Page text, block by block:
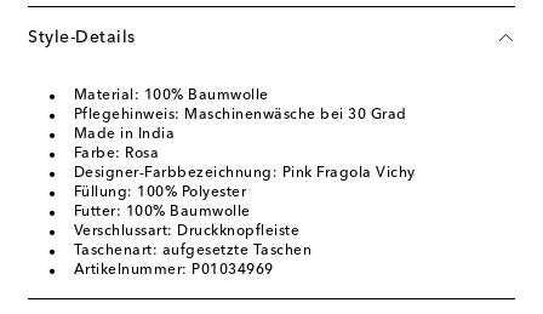
Style-Details
Material: 100% Baumwolle
Pflegehinweis: Maschinenwäsche bei 30 Grad
Made in India
Farbe: Rosa
Designer-Farbbezeichnung: Pink Fragola Vichy
Füllung: 100% Polyester
Futter: 100% Baumwolle
Verschlussart: Druckknopfleiste
Taschenart: aufgesetzte Taschen
Artikelnummer: P01034969